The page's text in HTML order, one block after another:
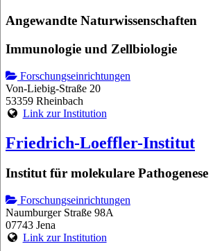
Angewandte Naturwissenschaften
Immunologie und Zellbiologie
Forschungseinrichtungen
Von-Liebig-Straße 20
53359 Rheinbach
Link zur Institution
Friedrich-Loeffler-Institut
Institut für molekulare Pathogenese
Forschungseinrichtungen
Naumburger Straße 98A
07743 Jena
Link zur Institution